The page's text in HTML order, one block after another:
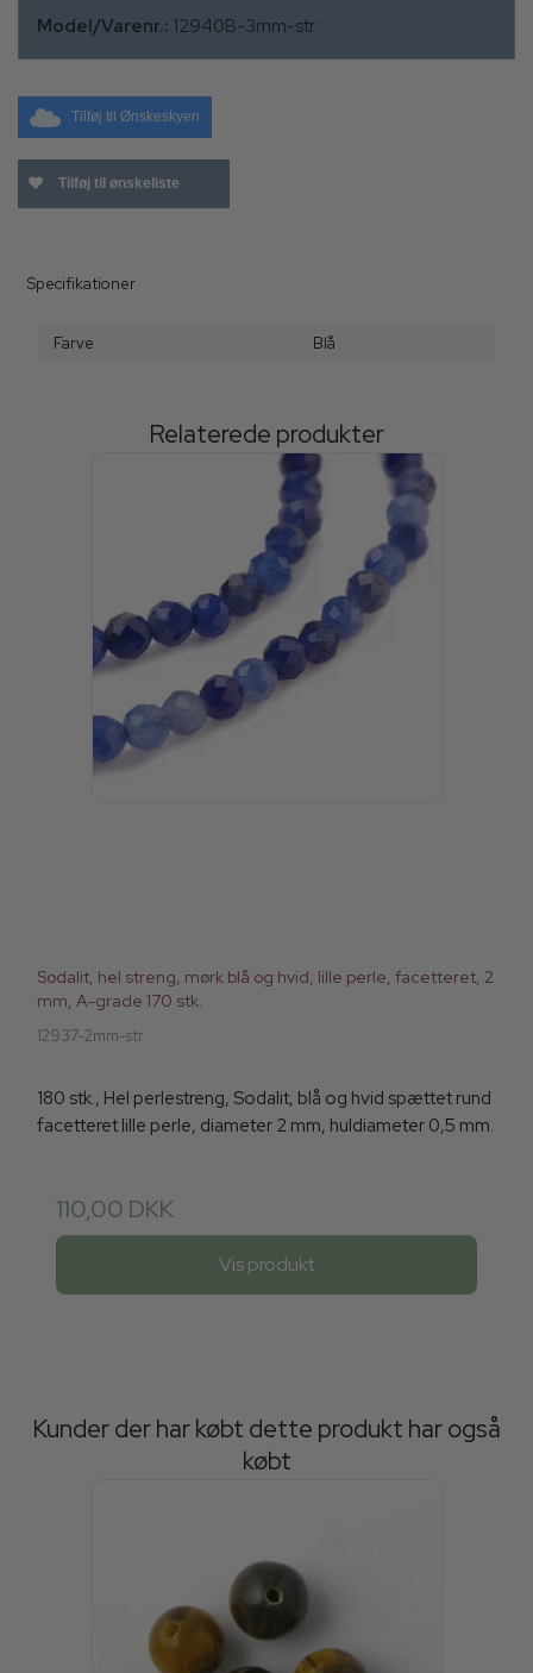
Model/Varenr.: 12940B-3mm-str
Tilføj til Ønskeskyen
Tilføj til ønskeliste
Specifikationer
Farve Blå
Relaterede produkter
Sodalit, hel streng, mørk blå og hvid, lille perle, facetteret, 2
mm, A-grade 170 stk.
12937-2mm-str
180 stk., Hel perlestreng, Sodalit, blå og hvid spættet rund
facetteret lille perle, diameter 2 mm, huldiameter 0,5 mm.
110,00 DKK
Vis produkt
Kunder der har købt dette produkt har også
købt